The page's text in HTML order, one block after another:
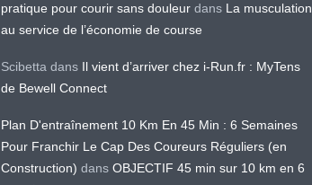
pratique pour courir sans douleur dans La musculation
au service de l’économie de course
Scibetta dans Il vient d’arriver chez i-Run.fr : MyTens
de Bewell Connect
Plan D'entraînement 10 Km En 45 Min : 6 Semaines
Pour Franchir Le Cap Des Coureurs Réguliers (en
Construction) dans OBJECTIF 45 min sur 10 km en 6